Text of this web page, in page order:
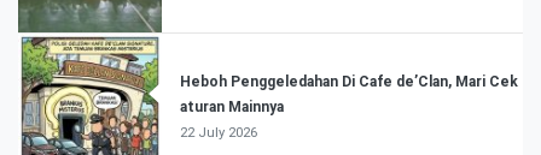
Heboh Penggeledahan Di Cafe de’Clan, Mari Cek
aturan Mainnya
22 July 2026